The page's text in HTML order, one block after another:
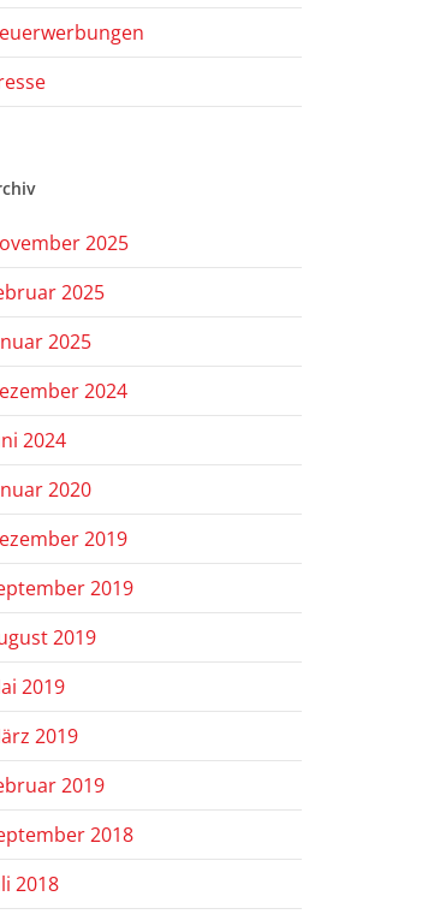
2025
2025
2025
2024
2024
2020
2019
2019
2019
2019
2019
2019
2018
2018